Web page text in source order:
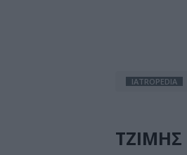
IATROPEDIA